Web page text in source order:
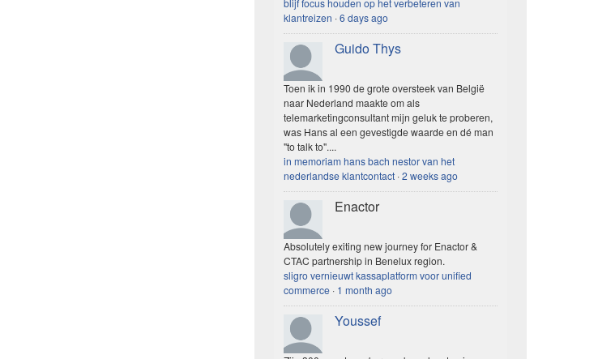
blijf focus houden op het verbeteren van
klantreizen ·6 days ago
Guido Thys
Toen ik in 1990 de grote oversteek van België
naar Nederland maakte om als
telemarketingconsultant mijn geluk te proberen,
was Hans al een gevestigde waarde en dé man
"to talk to"....
in memoriam hans bach nestor van het
nederlandse klantcontact ·2 weeks ago
Enactor
Absolutely exiting new journey for Enactor &
CTAC partnership in Benelux region.
sligro vernieuwt kassaplatform voor unified
commerce · 1 month ago
Youssef